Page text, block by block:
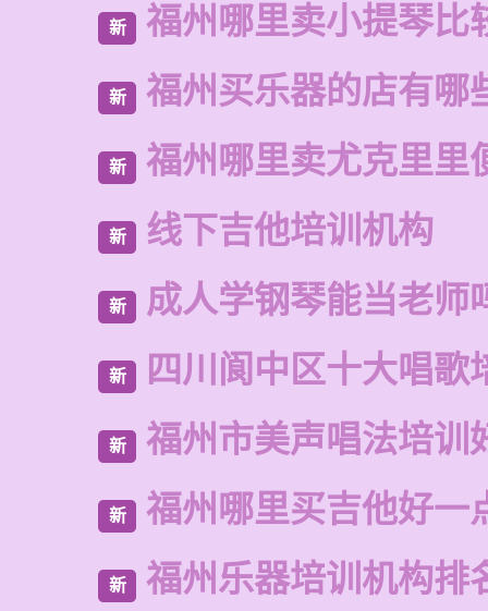
新 福州哪里卖小提琴比
新 福州买乐器的店有哪
新 福州哪里卖尤克里里
新 线下吉他培训机构
新 成人学钢琴能当老师
新 四川阆中区十大唱歌
新 福州市美声唱法培训
新 福州哪里买吉他好一
新 福州乐器培训机构排